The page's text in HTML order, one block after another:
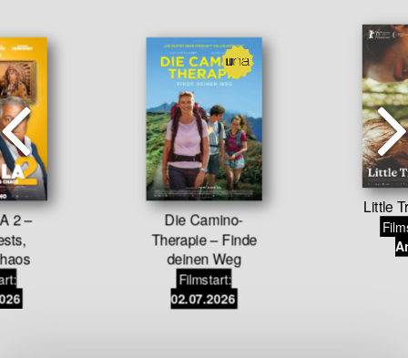
2 –
Die Camino-
Therapie – Finde
deinen Weg
Filmstart:
02.07.2026
Little